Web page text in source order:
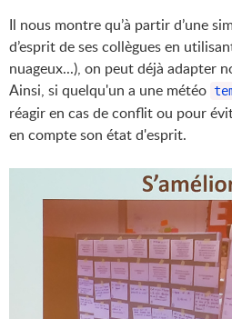
Il nous montre qu’à partir d’une
d’esprit de ses collègues en
nuageux...), on peut déjà adapter
Ainsi, si quelqu'un a une météo
réagir en cas de conflit ou pour
en compte son état d'esprit.